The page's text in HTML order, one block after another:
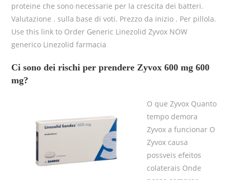
proteine che sono necessarie per la crescita dei batteri.
Valutazione . sulla base di voti. Prezzo da inizio . Per pillola.
Use this link to Order Generic Linezolid Zyvox NOW
generico Linezolid farmacia
Ci sono dei rischi per prendere Zyvox 600 mg 600
mg?
O que Zyvox Quanto
tempo demora
Zyvox a funcionar O
Zyvox causa
possveis efeitos
colaterais Onde